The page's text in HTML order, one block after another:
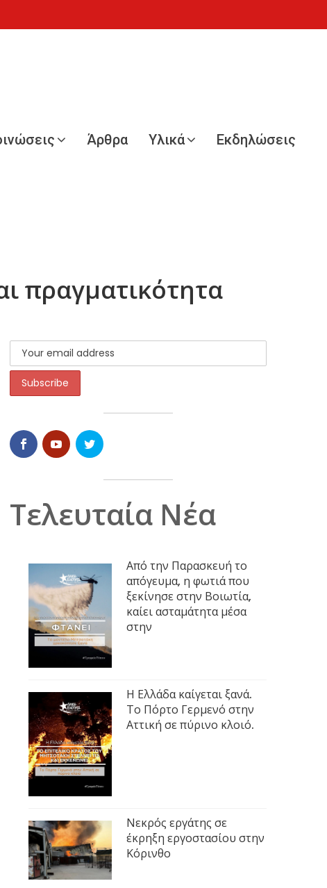
Άρθρα Υλικά Εκδηλώσεις
πραγματικότητα
Τελευταία Νέα
Από την Παρασκευή το
απόγευμα, η φωτιά που
ξεκίνησε στην Βοιωτία,
καίει ασταμάτητα μέσα
στην
Η Ελλάδα καίγεται ξανά.
Το Πόρτο Γερμενό στην
Αττική σε πύρινο κλοιό.
Νεκρός εργάτης σε
έκρηξη εργοστασίου στην
Κόρινθο